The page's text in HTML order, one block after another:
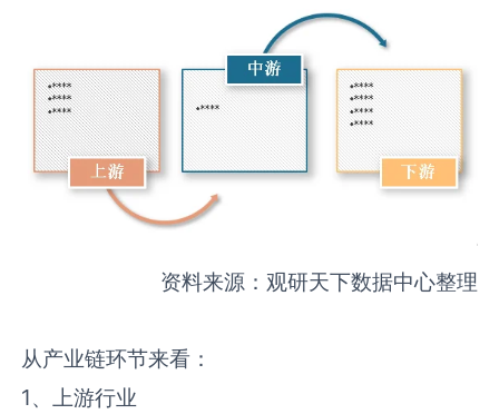
资料来源：观研天下数据中心整理
从产业链环节来看：
1、上游行业